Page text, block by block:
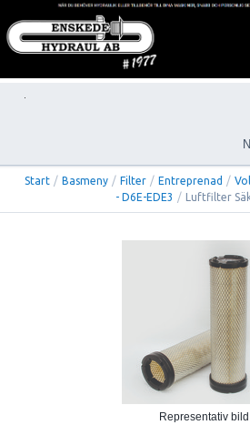
Start / Basmeny / Filter / Entreprenad /
- D6E-EDE3 / Luftfilter
Representativ bild